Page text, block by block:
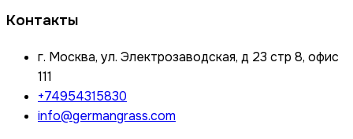
Контакты
г. Москва, ул. Электрозаводская, д 23 стр 8, офис
111
+74954315830
info@germangrass.com